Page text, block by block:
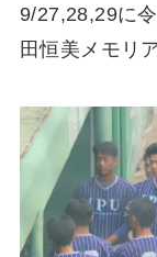
9/27,28,29に
田恒美メモリ